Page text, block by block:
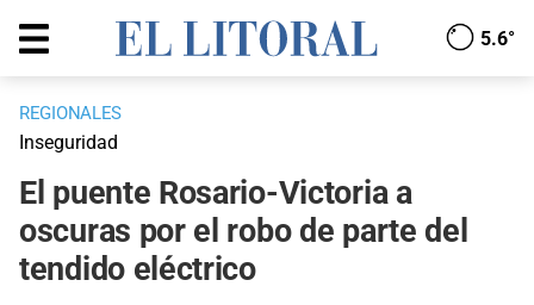
5.6°
REGIONALES
Inseguridad
El puente Rosario-Victoria a
oscuras por el robo de parte del
tendido eléctrico